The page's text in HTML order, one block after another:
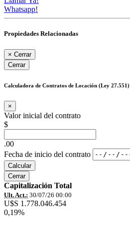
Whatsapp!
Propiedades Relacionadas
× Cerrar
Cerrar
Calculadora de Contratos de Locación (Ley 27.551)
×
Valor inicial del contrato
$
.00
Fecha de inicio del contrato
Calcular
Cerrar
Capitalización Total
Ult. Act.: 30/07/26 00:00
U$S 1.778.046.454
0,19%